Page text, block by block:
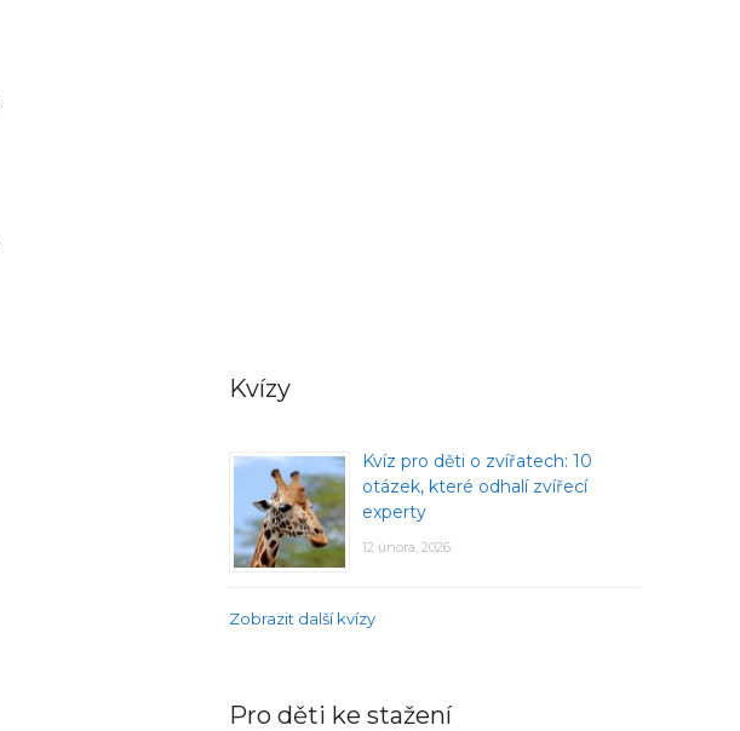
Kvízy
Kvíz pro děti o zvířatech: 10
otázek, které odhalí zvířecí
experty
12 února, 2026
Zobrazit další kvízy
Pro děti ke stažení